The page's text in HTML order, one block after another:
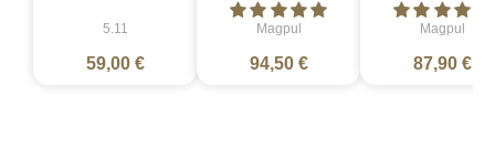
5.11
59,00 €
Magpul
94,50 €
Magpul
87,90 €